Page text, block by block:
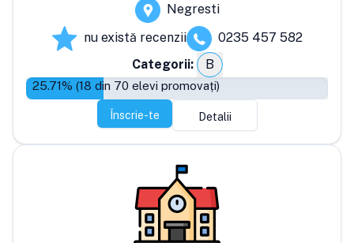
Negresti
nu există recenzii
0235 457 582
Categorii:
B
25.71% (18 din 70 elevi promovați)
Înscrie-te Detalii